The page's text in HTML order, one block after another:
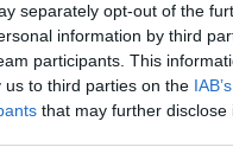
separately opt-out of the
information by third
participants. This
us to third parties on the
that may further disclose
évek, de főleg a